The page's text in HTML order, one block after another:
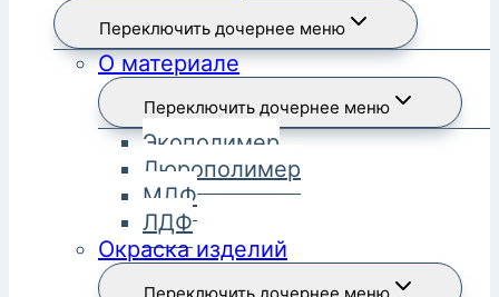
Переключить дочернее меню
О материале
Переключить дочернее меню
Экополимер
Дюрополимер
МДФ
ЛДФ
Окраска изделий